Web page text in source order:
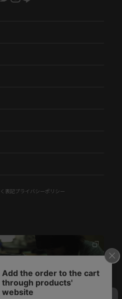
表記プライバシーポリシー